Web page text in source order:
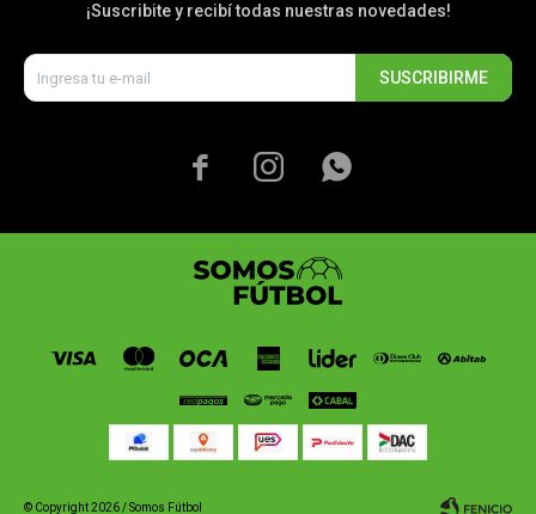
¡Suscribite y recibí todas nuestras novedades!
SUSCRIBIRME
  
© Copyright 2026 / Somos Fútbol